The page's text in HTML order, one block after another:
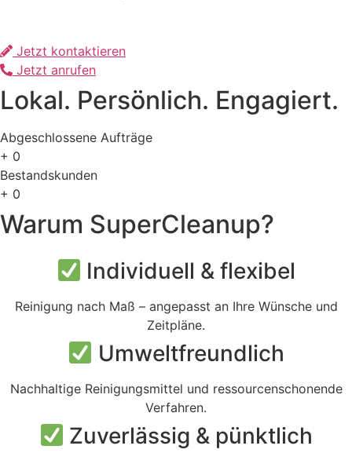
Jetzt kontaktieren
Jetzt anrufen
Lokal. Persönlich. Engagiert.
Abgeschlossene Aufträge
+ 0
Bestandskunden
+ 0
Warum SuperCleanup?
Individuell & flexibel
Reinigung nach Maß – angepasst an Ihre Wünsche und
Zeitpläne.
Umweltfreundlich
Nachhaltige Reinigungsmittel und ressourcenschonende
Verfahren.
Zuverlässig & pünktlich